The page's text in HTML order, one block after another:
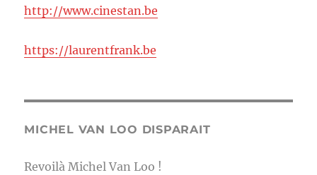
http://www.cinestan.be
https://laurentfrank.be
MICHEL VAN LOO DISPARAIT
Revoilà Michel Van Loo !